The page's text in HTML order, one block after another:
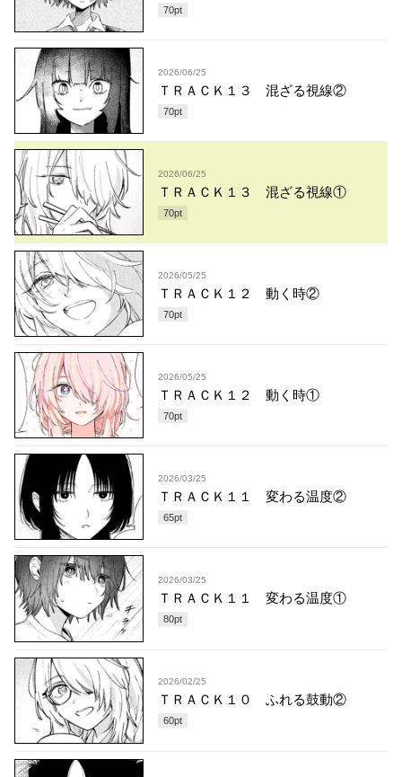
70pt
2026/06/25
ＴＲＡＣＫ１３ 混ざる視線②
70pt
2026/06/25
ＴＲＡＣＫ１３ 混ざる視線①
70pt
2026/05/25
ＴＲＡＣＫ１２ 動く時②
70pt
2026/05/25
ＴＲＡＣＫ１２ 動く時①
70pt
2026/03/25
ＴＲＡＣＫ１１ 変わる温度②
65pt
2026/03/25
ＴＲＡＣＫ１１ 変わる温度①
80pt
2026/02/25
ＴＲＡＣＫ１０ ふれる鼓動②
60pt